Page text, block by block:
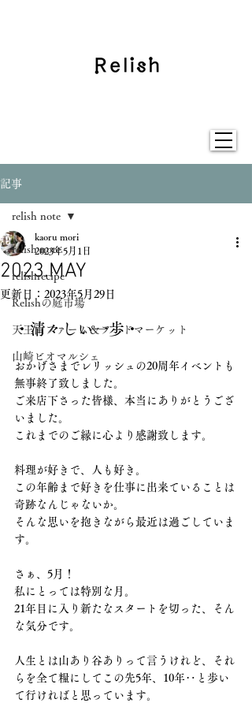
記事
relish note
relishrecipe
Relishの庭市場
天王山ファーム＆フードマーケット
山崎ビオマルシェ
relish note
2023.MAY
kaoru mori
2023年5月1日
更新日： 2023年5月29日
・清々しい一歩・
おかげさまでレリッシュの20周年イベントも
無事終了致しました。
ご来店下さった皆様、本当にありがとうござ
いました。
これまでのご縁に心より感謝致します。
料理が好きで、人も好き。
この年齢まで好きを仕事に出来ていることは
奇跡なんじゃないか。
そんな思いを抱きながら最近は過ごしていま
す。
さぁ、5月！
私にとっては特別な月。
21年目に入り新たなスタートを切った、そん
な気分です。
人生とは山あり谷ありって言うけれど、それ
らを全て糧にしてこの先5年、10年‥と歩い
て行ければと思っています。